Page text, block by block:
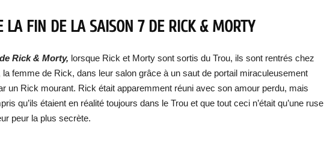
LA FIN DE LA SAISON 7 DE RICK & MORTY
Rick & Morty, lorsque Rick et Morty sont sortis du Trou, ils sont rentrés chez
femme de Rick, dans leur salon grâce à un saut de portail miraculeusement
un Rick mourant. Rick était apparemment réuni avec son amour perdu, mais
qu’ils étaient en réalité toujours dans le Trou et que tout ceci n’était qu’une ruse
peur la plus secrète.